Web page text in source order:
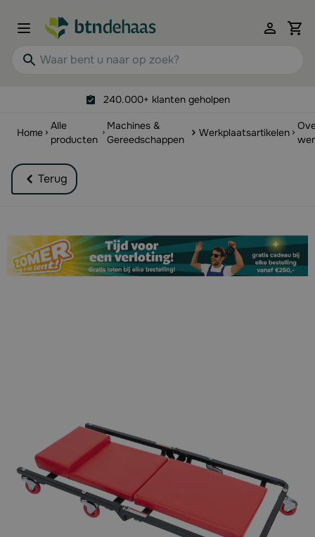
Waar bent u naar op zoek?
240.000+ klanten geholpen
Home
Alle
producten
Machines &
Gereedschappen
Werkplaatsartikelen
Terug